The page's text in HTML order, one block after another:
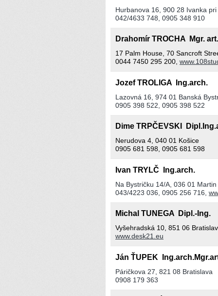
Hurbanova 16, 900 28 Ivanka pri
042/4633 748, 0905 348 910
Drahomír TROCHA Mgr.
17 Palm House, 70 Sancroft
0044 7450 295 200,
Jozef TROLIGA Ing.arch.
Lazovná 16, 974 01 Banská
0905 398 522, 0905 398 522
Dime TRPČEVSKI
Nerudova 4, 040 01 Košice
0905 681 598, 0905 681 598
Ivan TRYLČ Ing.arch.
Na Bystričku 14/A, 036 01 Martin
043/4223 036, 0905 256 716,
Michal TUNEGA Dipl.-Ing.
Vyšehradská 10, 851 06
www.desk21.eu
Ján ŤUPEK
Páričkova 27, 821 08 Bratislava
0908 179 363